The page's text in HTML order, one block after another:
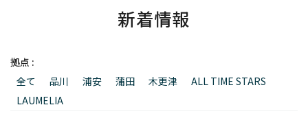
新着情報
新着情報
拠点 :
全て
品川 浦安 蒲田 木更津
ALL TIME STARS
LAUMELIA